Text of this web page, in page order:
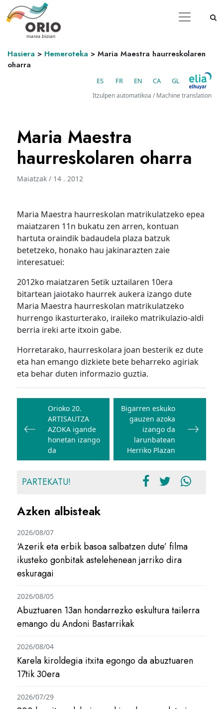
Hasiera > Hemeroteka > Maria Maestra haurreskolaren
oharra
ES FR EN CA GL
Itzulpen automatikoa / Machine translation
Maria Maestra
haurreskolaren oharra
Maiatzak / 14 . 2012
Maria Maestra haurreskolan matrikulatzeko epea
maiatzaren 11n bukatu zen arren, kontuan
hartuta oraindik badaudela plaza batzuk
betetzeko, honako hau jakinarazten zaie
interesatuei:
2012ko maiatzaren 5etik uztailaren 10era
bitartean jaiotako haurrek aukera izango dute
Maria Maestra haurreskolan matrikulatzeko
hurrengo ikasturterako, iraileko matrikulazio-aldi
berria ireki arte itxoin gabe.
Horretarako, haurreskolara joan besterik ez dute
eta han emango dizkiete bete beharreko agiriak
eta behar duten informazio guztia.
Bidalketetan
zehar
nabigatu
Orioko 20.
ARTISAUTZA
AZOKA igande
honetan izango
da
Bigarren eskuko
gauzen azoka
izango da
larunbatean
Herriko Plazan
PARTEKATU!
Azken albisteak
‘Azerik eta erbik basoa salbatzen dute’ filma
ikusteko gonbitak astelehenean jarriko dira
eskuragai
2026/08/07
Abuztuaren 13an hondarrezko eskultura tailerra
emango du Andoni Bastarrikak
2026/08/05
Karela kiroldegia itxita egongo da abuztuaren
17tik 30era
2026/08/04
2026/07/29